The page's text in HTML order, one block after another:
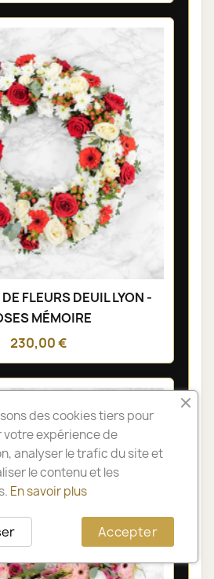
FLEURS DEUIL LYON -
MÉMOIRE
230,00 €
des cookies tiers pour
votre expérience de
analyser le trafic du site et
le contenu et les
En savoir plus
Accepter